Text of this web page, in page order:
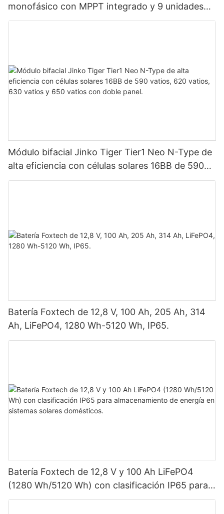
monofásico con MPPT integrado y 9 unidades
en paralelo para sistema fotovoltaico.
Módulo bifacial Jinko Tiger Tier1 Neo N-Type de
alta eficiencia con células solares 16BB de 590
vatios, 620 vatios, 630 vatios y 650 vatios con
Batería Foxtech de 12,8 V, 100 Ah, 205 Ah, 314
Ah, LiFePO4, 1280 Wh-5120 Wh, IP65.
Batería Foxtech de 12,8 V y 100 Ah LiFePO4
(1280 Wh/5120 Wh) con clasificación IP65 para
almacenamiento de energía en sistemas solares